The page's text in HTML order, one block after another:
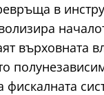
в
върховната
фискалната